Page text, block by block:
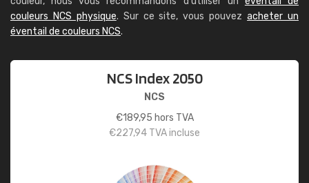
couleurs NCS physique. Sur ce site, vous pouvezacheter un
éventail de couleurs NCS.
NCS Index 2050
NCS
€189,95 hors TVA
€227,94 TVA incluse